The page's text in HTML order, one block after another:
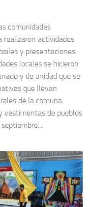
comunidades
realizaron actividades
y presentaciones
locales se hicieron
y de unidad que se
que llevan
de la comuna.
vestimentas de pueblos